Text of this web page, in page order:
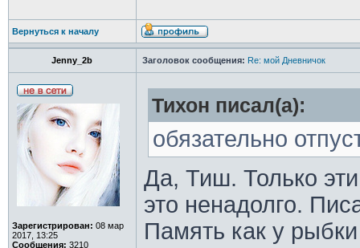
Вернуться к началу
Jenny_2b Заголовок сообщения: Re: мой Дневничок
Зарегистрирован: 08 мар
2017, 13:25
Сообщения: 3210
Тихон писал(а):
обязательно
Да, Тиш. Только
это ненадолго.
Память как у